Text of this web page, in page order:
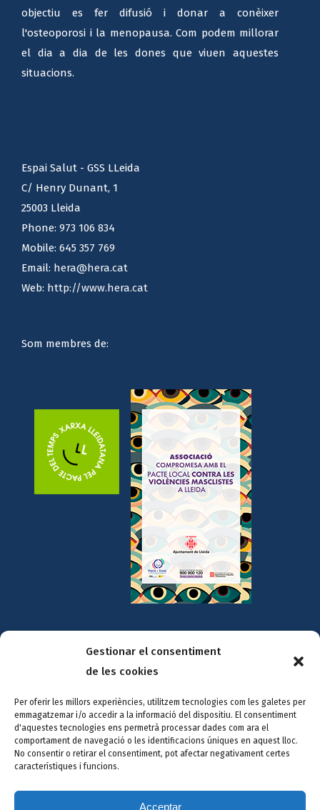
Gestionar el consentiment
de les cookies
Per oferir les millors experiències, utilitzem tecnologies com les galetes per
emmagatzemar i/o accedir a la informació del dispositiu. El consentiment
d'aquestes tecnologies ens permetrà processar dades com ara el
comportament de navegació o les identificacions úniques en aquest lloc.
No consentir o retirar el consentiment, pot afectar negativament certes
característiques i funcions.
Acceptar
objectiu es fer difusió i donar a conèixer
l'osteoporosi i la menopausa. Com podem millorar
el dia a dia de les dones que viuen aquestes
situacions.
Espai Salut - GSS LLeida
C/ Henry Dunant, 1
25003 Lleida
Phone: 973 106 834
Mobile: 645 357 769
Email: hera@hera.cat
Web: http://www.hera.cat
Som membres de:
Amb la col·laboració de: